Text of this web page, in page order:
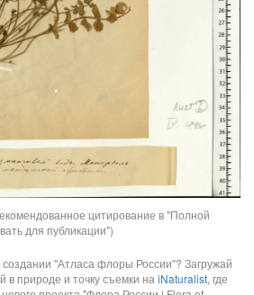
цитирование в "Полной
для публикации")
"Атласа флоры России"? Загружай
в природе и точку съемки на iNaturalist, где